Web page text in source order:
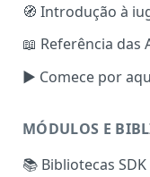
🧭 Introdução à
📖 Referência das
▶️ Comece por
Criar, Verificar e
Subconta
MÓDULOS E
📚 Bibliotecas SDK